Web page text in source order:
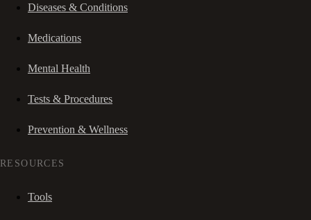
Diseases & Conditions
Medications
Mental Health
Tests & Procedures
Prevention & Wellness
RESOURCES
Tools